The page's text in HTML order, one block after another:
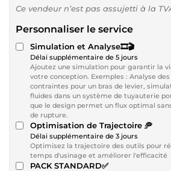
Ce vendeur n’est pas assujetti à la
Personnaliser le service
Simulation et Analyse🎞🎬
Délai supplémentaire de 5 jours
Ajoutez une simulation pour garantir la
votre conception. Exemples : Analyse des
contraintes pour un bras de levier,
fluides dans un système de tuyauterie
que le design permet un flux optimal
de rupture.
Optimisation de Trajectoire 🥏
Délai supplémentaire de 3 jours
Optimisez la trajectoire des outils pour
temps d'usinage et améliorer l'efficacité
PACK STANDARD✅